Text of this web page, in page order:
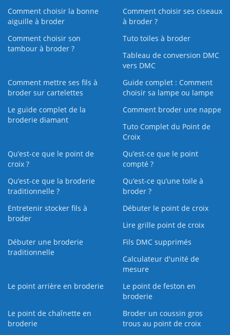
Comment choisir la bonne
aiguille à broder
Comment choisir ses ciseaux
à broder ?
Comment choisir son
tambour à broder ?
Tuto toiles à broder
Tableau de conversion DMC
vers DMC
Comment mettre ses fils à
broder sur cartelettes
Guide complet : Comment
choisir sa lampe ou lampe
Le guide complet de la
broderie diamant
Comment broder une nappe
Tuto Complet du Point de
Croix
Qu’est-ce que le point de
croix ?
Qu’est-ce que le point
compté ?
Qu’est-ce que la broderie
traditionnelle ?
Qu’est‑ce qu’une toile à
broder ?
Entretenir stocker fils à
broder
Débuter le point de croix
Lire grille point de croix
Débuter une broderie
traditionnelle
Fils DMC supprimés
Calculateur d'unité de
mesure
Le point arrière en broderie
Le point de feston en
broderie
Le point de chaînette en
broderie
Broder un coussin gros
trous au point de croix